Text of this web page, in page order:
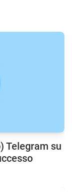
Telegram su